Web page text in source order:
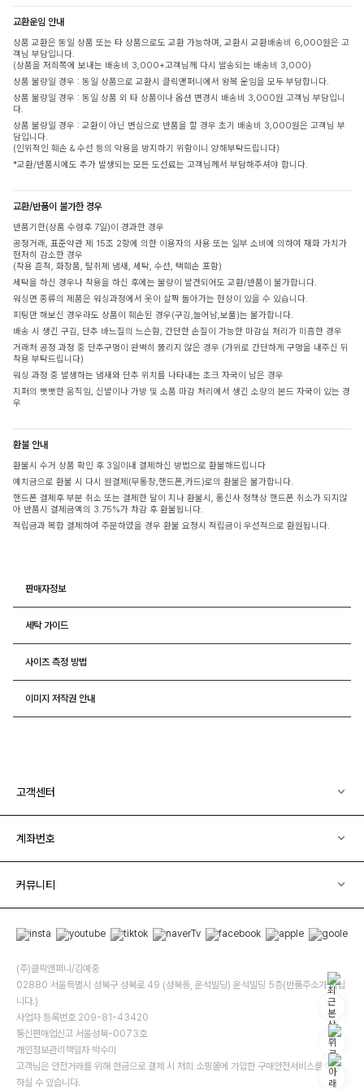
교환운임 안내
상품 교환은 동일 상품 또는 타 상품으로도 교환 가능하며, 교환시 교환배송비 6,000원은 고
객님 부담입니다.
(상품을 저희쪽에 보내는 배송비 3,000+고객님께 다시 발송되는 배송비 3,000)
상품 불량일 경우 : 동일 상품으로 교환시 클릭앤퍼니에서 왕복 운임을 모두 부담합니다.
상품 불량일 경우 : 동일 상품 외 타 상품이나 옵션 변경시 배송비 3,000원 고객님 부담입니
다.
상품 불량일 경우 : 교환이 아닌 변심으로 반품을 할 경우 초기 배송비 3,000원은 고객님 부
담입니다.
(인위적인 훼손 & 수선 등의 악용을 방지하기 위함이니 양해부탁드립니다)
*교환/반품시에도 추가 발생되는 모든 도선료는 고객님께서 부담해주셔야 합니다.
교환/반품이 불가한 경우
반품기한(상품 수령후 7일)이 경과한 경우
공정거래, 표준약관 제 15조 2항에 의한 이용자의 사용 또는 일부 소비에 의하여 재화 가치가
현저히 감소한 경우
(착용 흔적, 화장품, 탈취제 냄새, 세탁, 수선, 택훼손 포함)
세탁을 하신 경우나 착용을 하신 후에는 불량이 발견되어도 교환/반품이 불가합니다.
워싱면 종류의 제품은 워싱과정에서 옷이 살짝 돌아가는 현상이 있을 수 있습니다.
피팅만 해보신 경우라도 상품이 훼손된 경우(구김,늘어남,보풀)는 불가합니다.
배송 시 생긴 구김, 단추 바느질의 느슨함, 간단한 손질이 가능한 마감실 처리가 미흡한 경우
거래처 공정 과정 중 단추구멍이 완벽히 뚫리지 않은 경우 (가위로 간단하게 구멍을 내주신 뒤
착용 부탁드립니다)
워싱 과정 중 발생하는 냄새와 단추 위치를 나타내는 초크 자국이 남은 경우
지퍼의 뻣뻣한 움직임, 신발이나 가방 및 소품 마감 처리에서 생긴 소량의 본드 자국이 있는 경
우
환불 안내
환불시 수거 상품 확인 후 3일이내 결제하신 방법으로 환불해드립니다
예치금으로 환불 시 다시 원결제(무통장,핸드폰,카드)로의 환불은 불가합니다.
핸드폰 결제후 부분 취소 또는 결제한 달이 지나 환불시, 통신사 정책상 핸드폰 취소가 되지않
아 반품시 결제금액의 3.75%가 차감 후 환불됩니다.
적립금과 복합 결제하여 주문하였을 경우 환불 요청시 적립금이 우선적으로 환원됩니다.
판매자정보
세탁 가이드
사이즈 측정 방법
이미지 저작권 안내
고객센터
계좌번호
커뮤니티
(주)클릭앤퍼니/김예중
02880 서울특별시 성북구 성북로 49 (성북동, 운석빌딩) 운석빌딩 5층(반품주소가 아닙
니다.)
사업자 등록번호 209-81-43420
통신판매업신고 서울성북-0073호
개인정보관리책임자 박수미
고객님은 안전거래를 위해 현금으로 결제 시 저희 소핑몰에 가입한 구매안전서비스를 이용
하실 수 있습니다.